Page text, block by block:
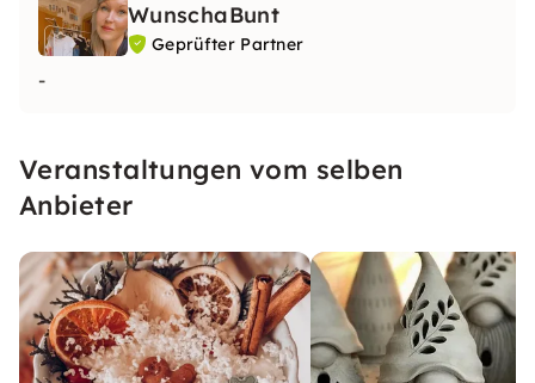
WunschaBunt
Geprüfter Partner
-
Veranstaltungen vom selben
Anbieter